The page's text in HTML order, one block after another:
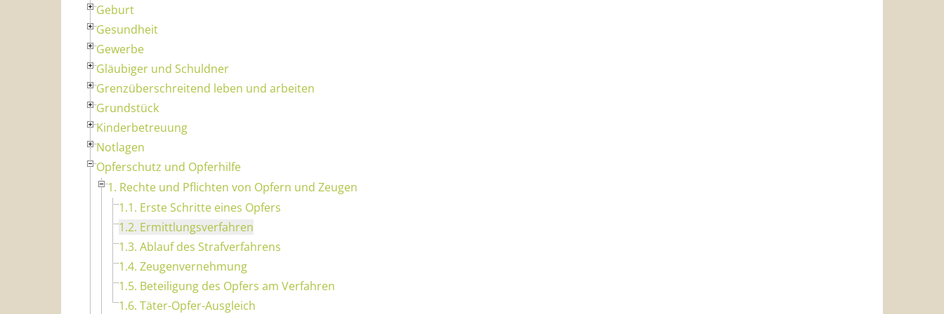
Geburt
Gesundheit
Gewerbe
Gläubiger und Schuldner
Grenzüberschreitend leben und arbeiten
Grundstück
Kinderbetreuung
Notlagen
Opferschutz und Opferhilfe
1. Rechte und Pflichten von Opfern und Zeugen
1.1. Erste Schritte eines Opfers
1.2. Ermittlungsverfahren
1.3. Ablauf des Strafverfahrens
1.4. Zeugenvernehmung
1.5. Beteiligung des Opfers am Verfahren
1.6. Täter-Opfer-Ausgleich